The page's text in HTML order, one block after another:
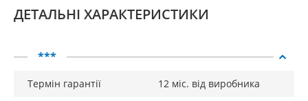
напруженими емоціями, а щоб заспокоїти нервову
систему, можна активувати режим похитування за
горизонтальному положенні сприяє максимальній
ДЕТАЛЬНІ ХАРАКТЕРИСТИКИ
***
Термін гарантії
12 міс. від виробника